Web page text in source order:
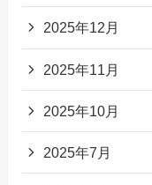
2025年12月
2025年11月
2025年10月
2025年7月